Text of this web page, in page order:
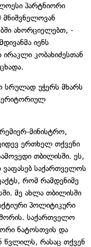
პარტნიორი
ახორციელებთ, -
იენს
კობახიძესთან
სრულად უჭერს მხარს
მინისტრო,
ერთხელ თქვენი
თბილისში. ეს,
ვაფასებ საქართველოს
რომ რამდენიმე
მე ახლა თბილისში
პოლიტიკური
შორის. საქართველო
ნატოსთვის და
წვლილს, რასაც თქვენ